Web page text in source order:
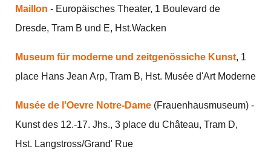
Maillon - Europäisches Theater, 1 Boulevard de
Dresde, Tram B und E, Hst.Wacken
Museum für moderne und zeitgenössiche Kunst, 1
place Hans Jean Arp, Tram B, Hst. Musée d'Art Moderne
Musée de l'Oevre Notre-Dame (Frauenhausmuseum) -
Kunst des 12.-17. Jhs., 3 place du Château, Tram D,
Hst. Langstross/Grand' Rue